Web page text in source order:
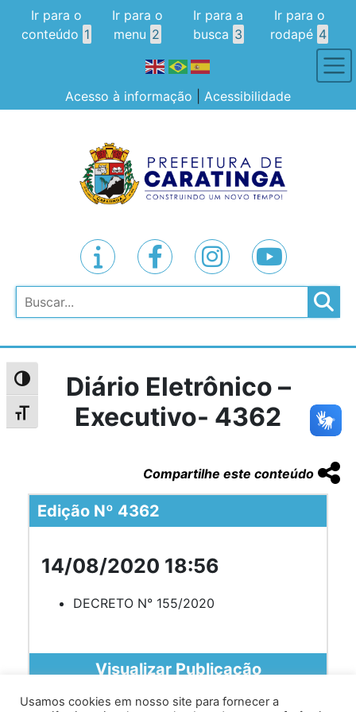
Alternar alto contraste
Alternar tamanho da fonte
Ir para o
conteúdo 1
Ir para o
menu 2
Ir para a
busca 3
Ir para o
rodapé 4
Acesso à informação Acessibilidade
Pesquisar
Diário Eletrônico –
Executivo- 4362
Compartilhe este conteúdo
Edição Nº 4362
14/08/2020 18:56
DECRETO N° 155/2020
Visualizar Publicação
Usamos cookies em nosso site para fornecer a